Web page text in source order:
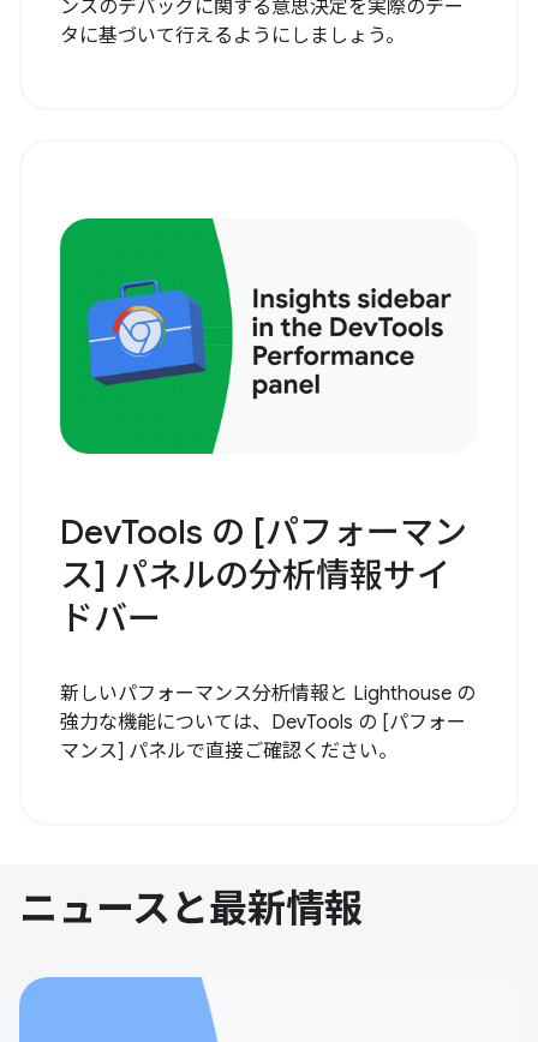
ンスのデバッグに関する意思決定を実際のデー
タに基づいて行えるようにしましょう。
DevTools の [パフォーマン
ス] パネルの分析情報サイ
ドバー
新しいパフォーマンス分析情報と Lighthouse の
強力な機能については、DevTools の [パフォー
マンス] パネルで直接ご確認ください。
ニュースと最新情報